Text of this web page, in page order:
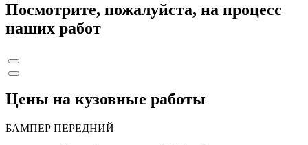
Посмотрите, пожалуйста, на процесс
наших работ
Цены на кузовные работы
БАМПЕР ПЕРЕДНИЙ